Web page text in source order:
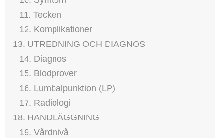
11. Tecken
12. Komplikationer
13. UTREDNING OCH DIAGNOS
14. Diagnos
15. Blodprover
16. Lumbalpunktion (LP)
17. Radiologi
18. HANDLÄGGNING
19. Vårdnivå